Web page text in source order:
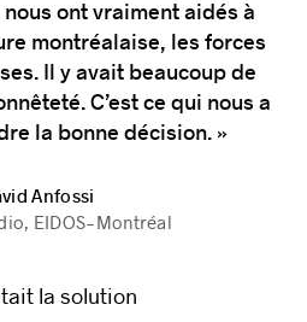
ont vraiment aidés à
montréalaise, les forces
Il y avait beaucoup de
C’est ce qui nous a
la bonne décision. »
Anfossi
EIDOS-Montréal
la solution